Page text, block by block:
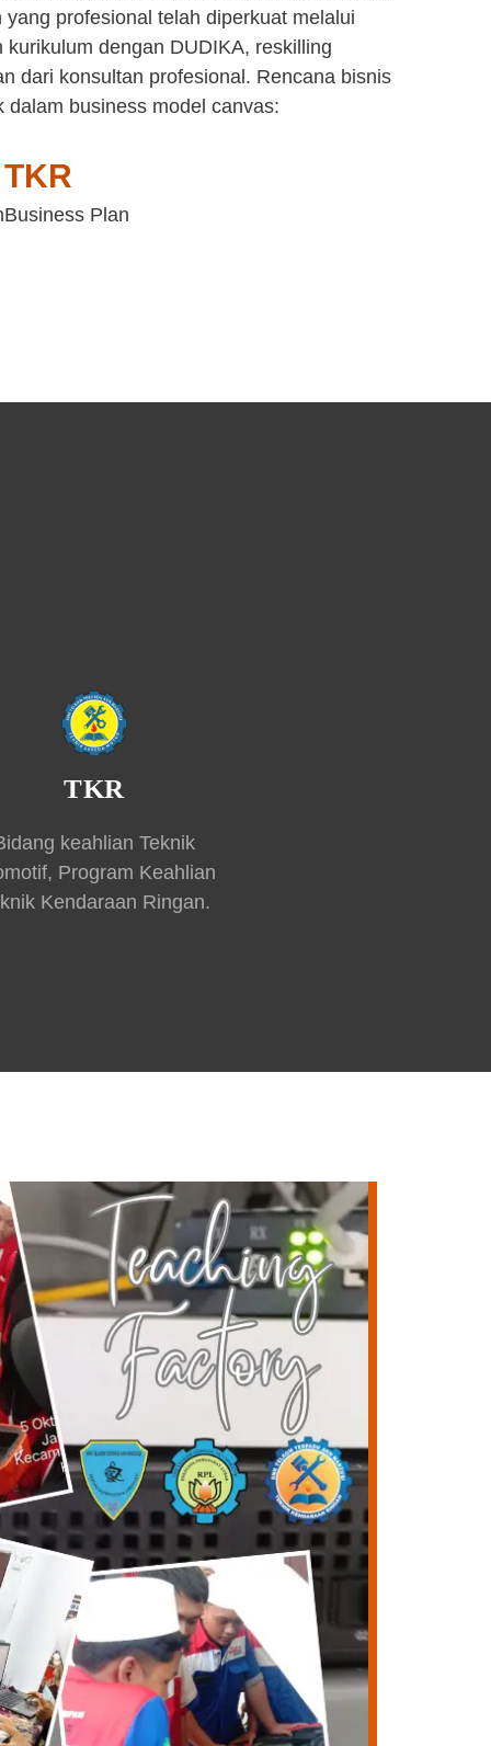
profesional telah diperkuat melalui
dengan DUDIKA, reskilling
dari konsultan profesional. Rencana bisnis
business model canvas:
TKR
Business Plan
TKR
keahlian Teknik
Program Keahlian
Kendaraan Ringan.